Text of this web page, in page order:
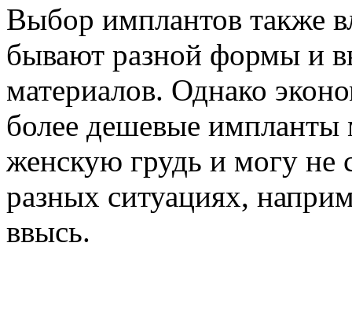
Выбор имплантов также
бывают разной формы и
материалов. Однако
более дешевые импланты
женскую грудь и могу не
разных ситуациях,
ввысь.